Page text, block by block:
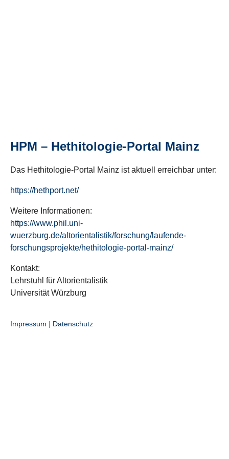
HPM – Hethitologie-Portal Mainz
Das Hethitologie-Portal Mainz ist aktuell erreichbar unter:
https://hethport.net/
Weitere Informationen:
https://www.phil.uni-
wuerzburg.de/altorientalistik/forschung/laufende-
forschungsprojekte/hethitologie-portal-mainz/
Kontakt:
Lehrstuhl für Altorientalistik
Universität Würzburg
Impressum | Datenschutz